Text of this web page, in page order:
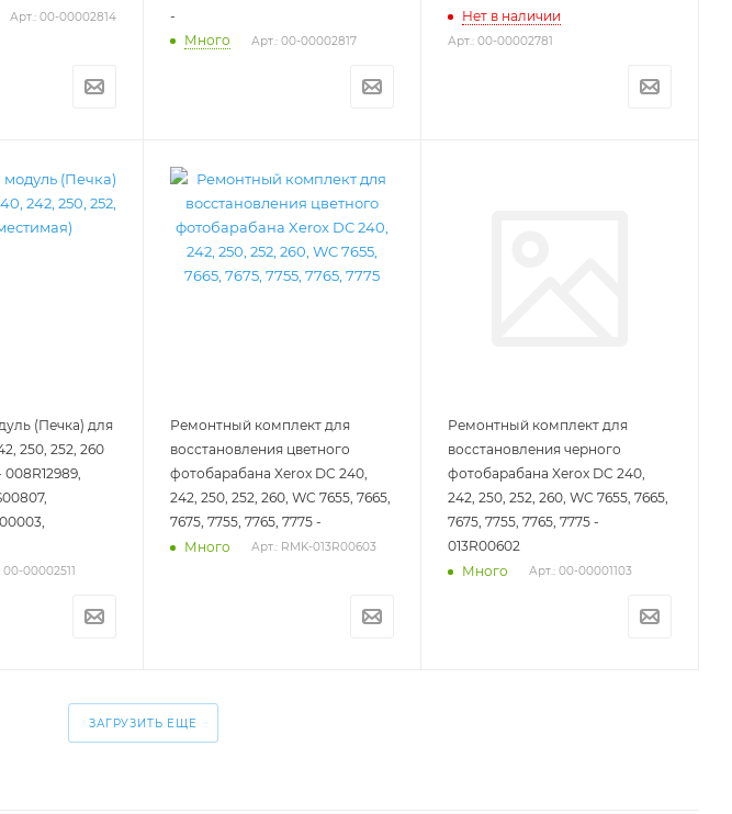
Арт.: 00-00002814
-
Много
Арт.: 00-00002817
Нет в наличии
Арт.: 00-00002781
(Печка) для
250, 252, 260
00-00002511
Ремонтный комплект для
восстановления цветного
фотобарабана Xerox DC 240,
242, 250, 252, 260, WC 7655, 7665,
7675, 7755, 7765, 7775 -
Много
Арт.: RMK-013R00603
Ремонтный комплект для
восстановления черного
фотобарабана Xerox DC 240,
242, 250, 252, 260, WC 7655, 7665,
7675, 7755, 7765, 7775 -
013R00602
Много
Арт.: 00-00001103
ЗАГРУЗИТЬ ЕЩЕ